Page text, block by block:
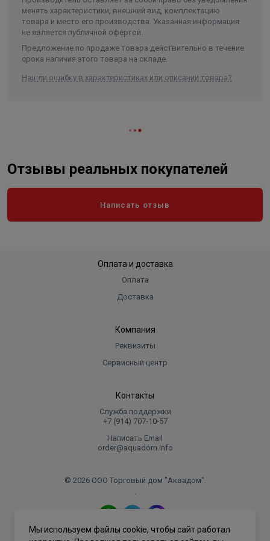
Ширина 600
Объем 0.34749
менять характеристики, внешний вид, комплектацию
товара и место его производства. Указанная информация
не является публичной офертой.
Предложение по продаже товара действительно в течение
срока наличия этого товара на складе.
Нашли ошибку в характеристиках или описании товара?
Отзывы реальных покупателей
Написать отзыв
Оплата и доставка
Оплата
Доставка
Компания
Реквизиты
Сервисный центр
Контакты
Служба поддержки
+7 (914) 707‑10‑57
Написать Email
order@aquadom.info
© 2026 ООО Торговый дом "Аквадом".
.
Политика конфиденциальности
Мы используем файлы cookie, чтобы сайт работал